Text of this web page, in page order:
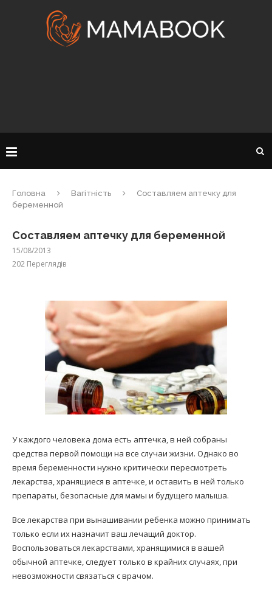
Головна Вагітність
Составляем аптечку для
беременной
Составляем аптечку для беременной
15/08/2013
202 Переглядів
У каждого человека дома есть аптечка, в ней собраны
средства первой помощи на все случаи жизни. Однако во
время беременности нужно критически пересмотреть
лекарства, хранящиеся в аптечке, и оставить в ней только
препараты, безопасные для мамы и будущего малыша.
Все лекарства при вынашивании ребенка можно принимать
только если их назначит ваш лечащий доктор.
Воспользоваться лекарствами, хранящимися в вашей
обычной аптечке, следует только в крайних случаях, при
невозможности связаться с врачом.